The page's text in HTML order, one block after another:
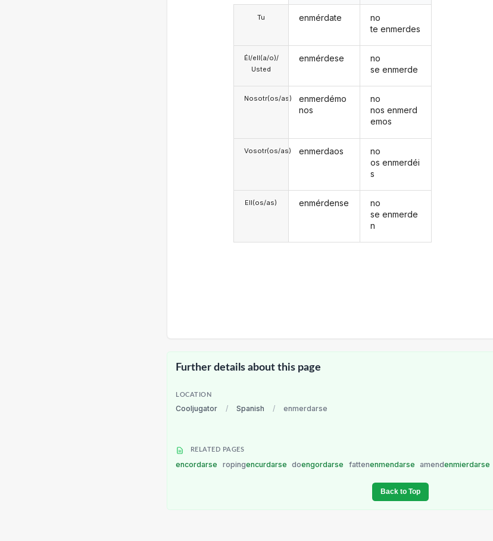
Tu
Él/ell(a/o)/
Usted
Nosotr(os/as)
Vosotr(os/as)
Ell(os/as)
enmérdate
enmérdese
enmerdémo
nos
enmerdaos
enmérdense
no
te enmerdes
no
se enmerde
no
nos enmerd
emos
no
os enmerdéi
s
no
se enmerde
n
Further details about this page
LOCATION
Cooljugator / Spanish / enmerdarse
RELATED PAGES
encordarse ropingencurdarse doengordarse fattenenmendarse amendenmierdarse
Back to Top